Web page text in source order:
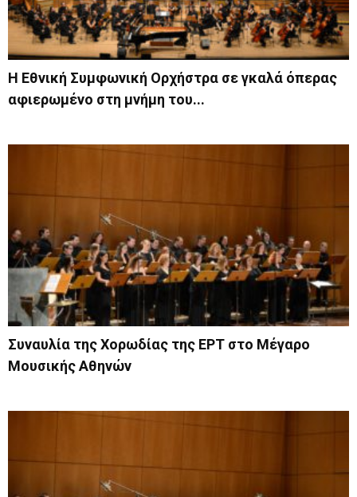
Η Εθνική Συμφωνική Ορχήστρα σε γκαλά όπερας
αφιερωμένο στη μνήμη του...
Συναυλία της Χορωδίας της ΕΡΤ στο Μέγαρο
Μουσικής Αθηνών